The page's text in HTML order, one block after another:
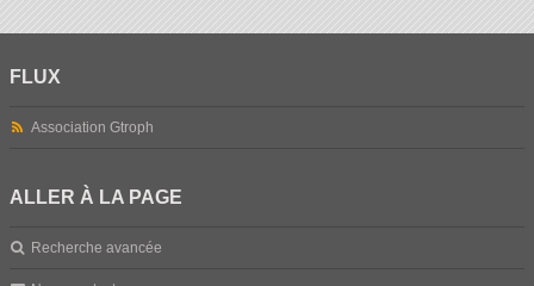
FLUX
Association Gtroph
ALLER À LA PAGE
Recherche avancée